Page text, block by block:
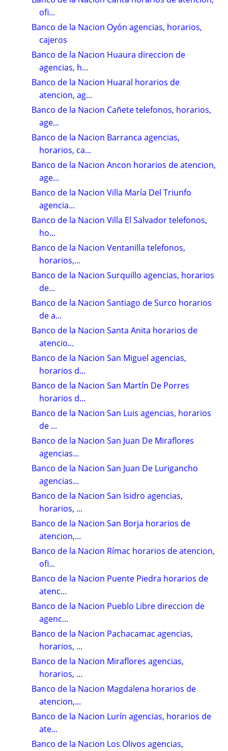
ofi...
Banco de la Nacion Oyón agencias, horarios,
cajeros
Banco de la Nacion Huaura direccion de
agencias, h...
Banco de la Nacion Huaral horarios de
atencion, ag...
Banco de la Nacion Cañete telefonos, horarios,
age...
Banco de la Nacion Barranca agencias,
horarios, ca...
Banco de la Nacion Ancon horarios de atencion,
age...
Banco de la Nacion Villa María Del Triunfo
agencia...
Banco de la Nacion Villa El Salvador telefonos,
ho...
Banco de la Nacion Ventanilla telefonos,
horarios,...
Banco de la Nacion Surquillo agencias, horarios
de...
Banco de la Nacion Santiago de Surco horarios
de a...
Banco de la Nacion Santa Anita horarios de
atencio...
Banco de la Nacion San Miguel agencias,
horarios d...
Banco de la Nacion San Martín De Porres
horarios d...
Banco de la Nacion San Luis agencias, horarios
de ...
Banco de la Nacion San Juan De Miraflores
agencias...
Banco de la Nacion San Juan De Lurigancho
agencias...
Banco de la Nacion San Isidro agencias,
horarios, ...
Banco de la Nacion San Borja horarios de
atencion,...
Banco de la Nacion Rímac horarios de atencion,
ofi...
Banco de la Nacion Puente Piedra horarios de
atenc...
Banco de la Nacion Pueblo Libre direccion de
agenc...
Banco de la Nacion Pachacamac agencias,
horarios, ...
Banco de la Nacion Miraflores agencias,
horarios, ...
Banco de la Nacion Magdalena horarios de
atencion,...
Banco de la Nacion Lurín agencias, horarios de
ate...
Banco de la Nacion Los Olivos agencias,